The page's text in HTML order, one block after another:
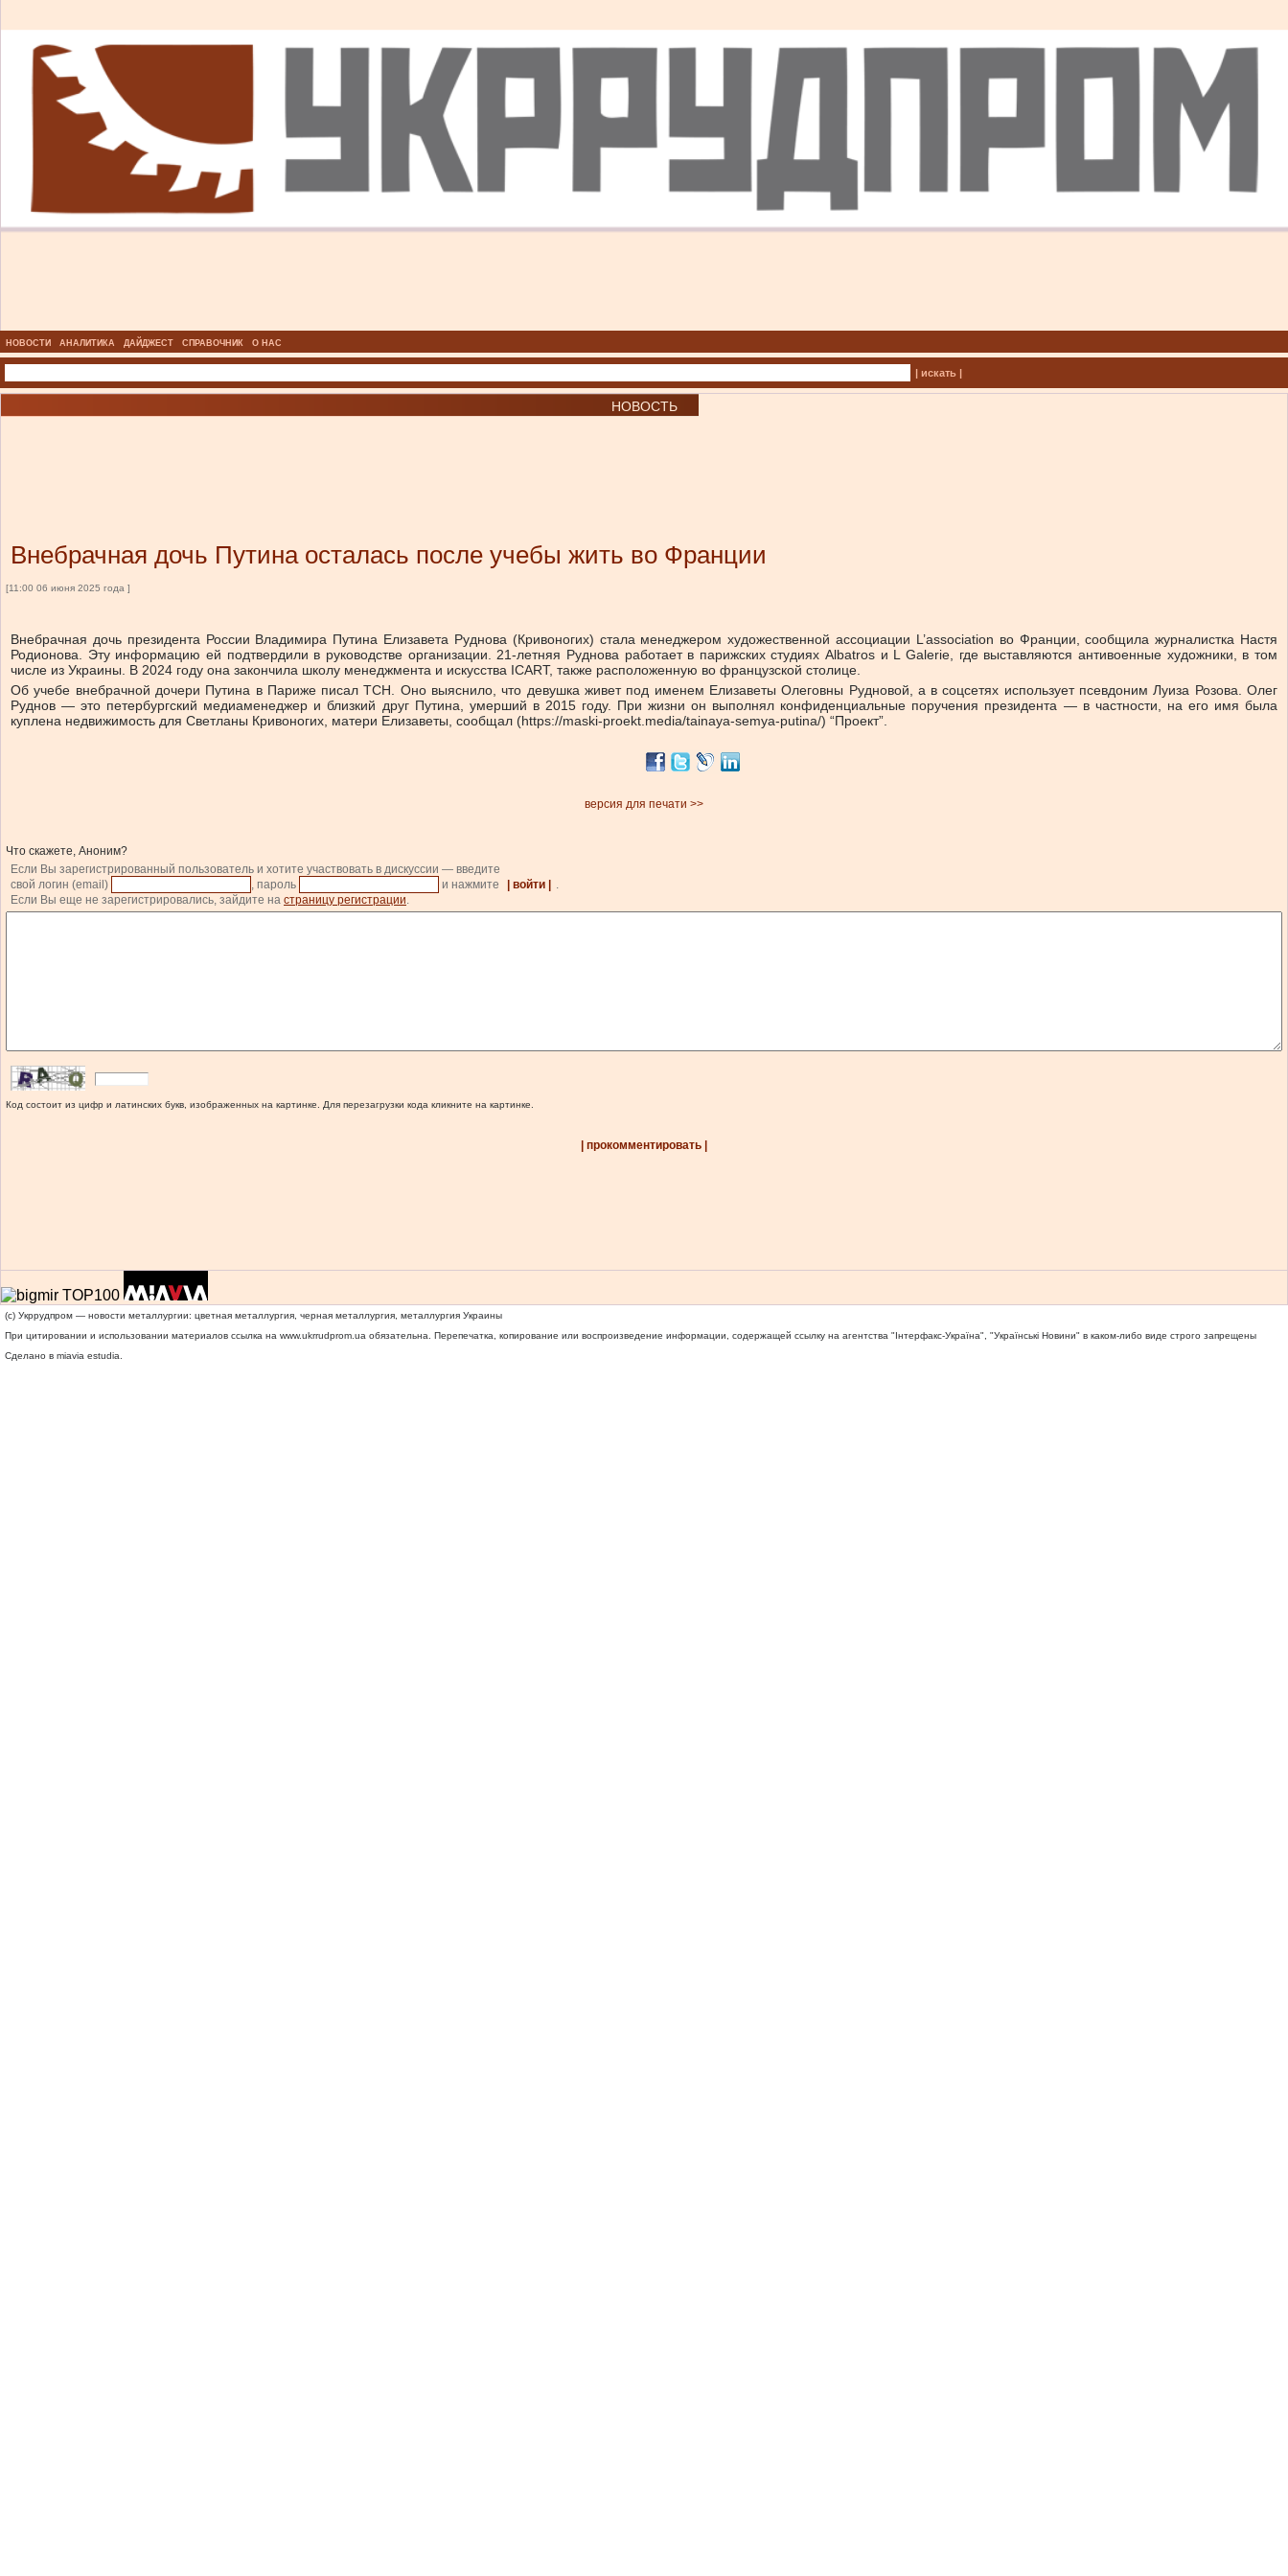
НОВОСТИ АНАЛИТИКА ДАЙДЖЕСТ СПРАВОЧНИК О НАС
| искать |
НОВОСТЬ
Внебрачная дочь Путина осталась после учебы жить во Франции
[11:00 06 июня 2025 года ]
Внебрачная дочь президента России Владимира Путина Елизавета Руднова (Кривоногих) стала менеджером художественной ассоциации L’association во Франции, сообщила журналистка Настя
Родионова. Эту информацию ей подтвердили в руководстве организации. 21-летняя Руднова работает в парижских студиях Albatros и L Galerie, где выставляются антивоенные художники, в том
числе из Украины. В 2024 году она закончила школу менеджмента и искусства ICART, также расположенную во французской столице.
Об учебе внебрачной дочери Путина в Париже писал ТСН. Оно выяснило, что девушка живет под именем Елизаветы Олеговны Рудновой, а в соцсетях использует псевдоним Луиза Розова. Олег
Руднов — это петербургский медиаменеджер и близкий друг Путина, умерший в 2015 году. При жизни он выполнял конфиденциальные поручения президента — в частности, на его имя была
куплена недвижимость для Светланы Кривоногих, матери Елизаветы, сообщал (https://maski-proekt.media/tainaya-semya-putina/) “Проект”.
версия для печати >>
Что скажете, Аноним?
Если Вы зарегистрированный пользователь и хотите участвовать в дискуссии — введите
свой логин (email)
, пароль и нажмите | войти |
.
Если Вы еще не зарегистрировались, зайдите на страницу регистрации.
Код состоит из цифр и латинских букв, изображенных на картинке. Для перезагрузки кода кликните на картинке.
| прокомментировать |
(c) Укррудпром — новости металлургии: цветная металлургия, черная металлургия, металлургия Украины
При цитировании и использовании материалов ссылка на www.ukrrudprom.ua обязательна. Перепечатка, копирование или воспроизведение информации, содержащей ссылку на агентства "Iнтерфакс-Україна", "Українськi Новини" в каком-либо виде строго запрещены
Сделано в miavia estudia.